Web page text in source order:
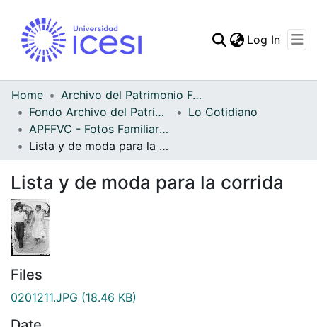
Statistics
Log In
Home
Archivo del Patrimonio Fotográfico y Fílmico del Valle del Cauca
Fondo Archivo del Patrimonio Fotográfico y Fílmico del Valle del Cauca
Lo Cotidiano
APFFVC - Fotos Familiares - Patrimonial
Lista y de moda para la corrida
Lista y de moda para la corrida
Files
0201211.JPG (18.46 KB)